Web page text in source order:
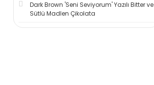
Dark Brown 'Seni Seviyorum' Yazılı Bitter ve
Sütlü Madlen Çikolata